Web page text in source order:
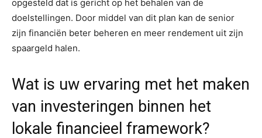
opgesteld dat is gericht op het behalen van de
doelstellingen. Door middel van dit plan kan de senior
zijn financiën beter beheren en meer rendement uit zijn
spaargeld halen.
Wat is uw ervaring met het maken
van investeringen binnen het
lokale financieel framework?